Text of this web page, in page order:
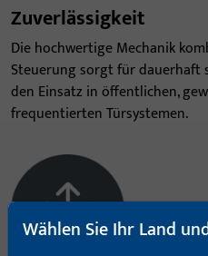
Zuverlässigkeit
Die hochwertige Mechanik
Steuerung sorgt für dauerhaft
den Einsatz in öffentlichen,
frequentierten Türsystemen.
Wählen Sie Ihr Land